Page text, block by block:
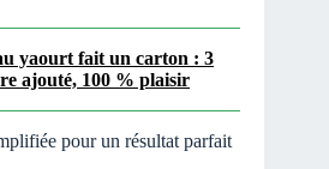
yaourt fait un carton : 3
ajouté, 100 % plaisir
pour un résultat parfait